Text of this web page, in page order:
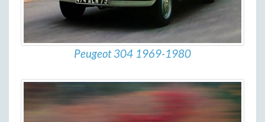
Peugeot 304 1969-1980